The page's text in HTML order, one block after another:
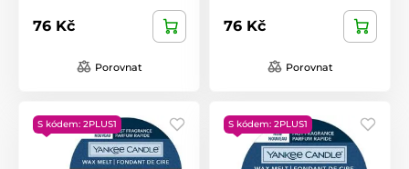
76 Kč
Porovnat
76 Kč
Porovnat
S kódem: 2PLUS1 S kódem: 2PLUS1